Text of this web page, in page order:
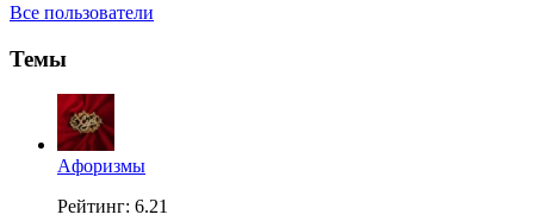
Все пользователи
Темы
Aфоризмы
Рейтинг: 6.21